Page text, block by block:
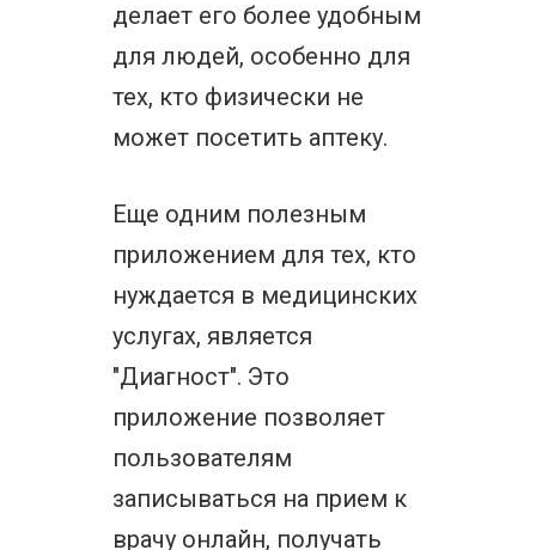
делает его более удобным
для людей, особенно для
тех, кто физически не
может посетить аптеку.
Еще одним полезным
приложением для тех, кто
нуждается в медицинских
услугах, является
"Диагност". Это
приложение позволяет
пользователям
записываться на прием к
врачу онлайн, получать